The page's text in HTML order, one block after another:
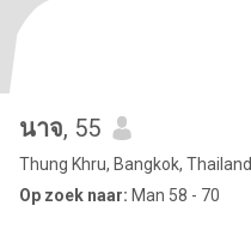
นาจ, 55
Thung Khru, Bangkok, Thailand
Op zoek naar: Man 58 - 70